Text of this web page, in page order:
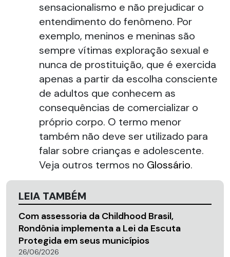
sensacionalismo e não prejudicar o
entendimento do fenômeno. Por
exemplo, meninos e meninas são
sempre vítimas exploração sexual e
nunca de prostituição, que é exercida
apenas a partir da escolha consciente
de adultos que conhecem as
consequências de comercializar o
próprio corpo. O termo menor
também não deve ser utilizado para
falar sobre crianças e adolescente.
Veja outros termos no Glossário.
LEIA TAMBÉM
Com assessoria da Childhood Brasil,
Rondônia implementa a Lei da Escuta
Protegida em seus municípios
26/06/2026